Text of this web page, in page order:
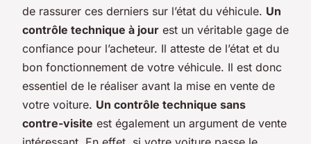
de rassurer ces derniers sur l’état du véhicule. Un
contrôle technique à jour est un véritable gage de
confiance pour l’acheteur. Il atteste de l’état et du
bon fonctionnement de votre véhicule. Il est donc
essentiel de le réaliser avant la mise en vente de
votre voiture. Un contrôle technique sans
contre-visite est également un argument de vente